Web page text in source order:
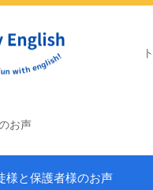
お声
様と保護者様のお声